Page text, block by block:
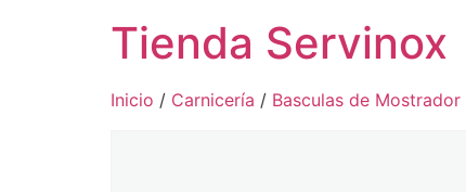
Tienda Servinox
Inicio / Carnicería / Basculas de Mostrador